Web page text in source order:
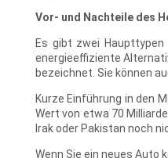
Vor- und Nachteile des
Es gibt zwei
energieeffiziente
bezeichnet. Sie können
Kurze Einführung in den
Wert von etwa 70
Irak oder Pakistan noch
Wenn Sie ein neues Auto